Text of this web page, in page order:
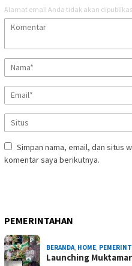
Alamat email Anda tidak akan
Simpan nama, email, dan situs
komentar saya berikutnya.
PEMERINTAHAN
BERANDA, HOME,
Launching